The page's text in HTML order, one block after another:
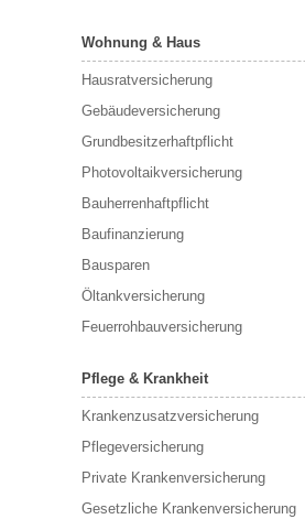
Wohnung & Haus
Hausratversicherung
Gebäudeversicherung
Grundbesitzerhaftpflicht
Photovoltaikversicherung
Bauherrenhaftpflicht
Baufinanzierung
Bausparen
Öltankversicherung
Feuerrohbauversicherung
Pflege & Krankheit
Krankenzusatzversicherung
Pflegeversicherung
Private Krankenversicherung
Gesetzliche Krankenversicherung